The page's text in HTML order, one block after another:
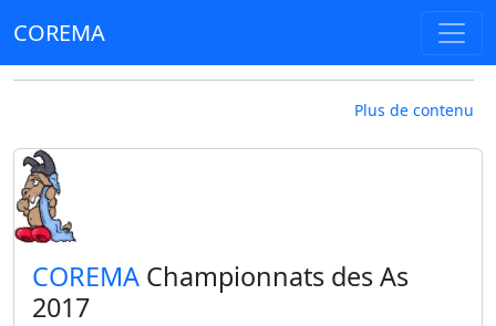
COREMA
Plus de contenu
​COREMA Championnats des As
2017